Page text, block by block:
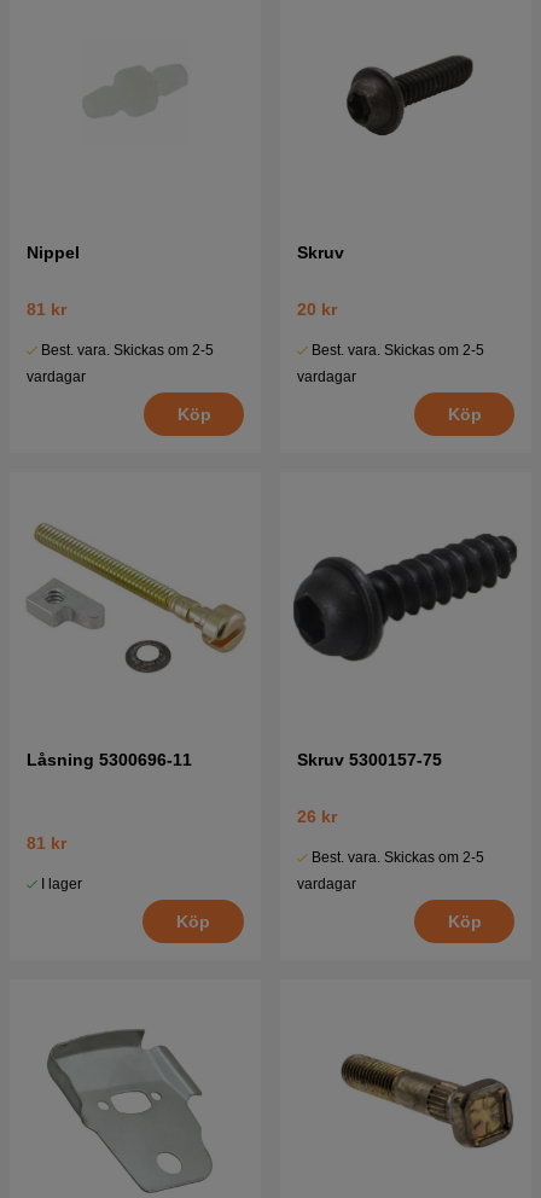
Nippel
81 kr
Best. vara. Skickas om 2-5
vardagar
Köp
Skruv
20 kr
Best. vara. Skickas om 2-5
vardagar
Köp
Låsning 5300696-11
81 kr
I lager
Köp
Skruv 5300157-75
26 kr
Best. vara. Skickas om 2-5
vardagar
Köp